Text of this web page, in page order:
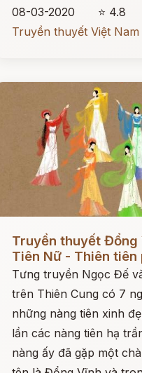
08-03-2020
⭐ 4.8
Truyền thuyết Việt Nam
Đọc ngay
Truyền thuyết Đổng
Tiên Nữ - Thiên tiên
Tưng truyền Ngọc Đế
trên Thiên Cung có 7
những nàng tiên xinh
lần các nàng tiên hạ
nàng ấy đã gặp một